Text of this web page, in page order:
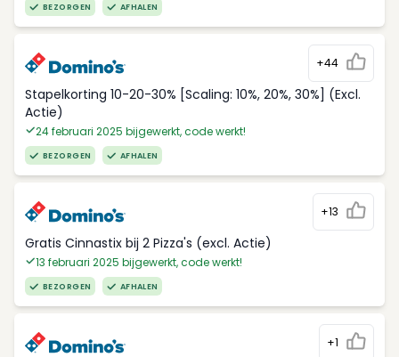
BEZORGEN AFHALEN
+44
Stapelkorting 10-20-30% [Scaling: 10%, 20%, 30%] (Excl.
Actie)
24 februari 2025 bijgewerkt, code werkt!
BEZORGEN AFHALEN
+13
Gratis Cinnastix bij 2 Pizza's (excl. Actie)
13 februari 2025 bijgewerkt, code werkt!
BEZORGEN AFHALEN
+1